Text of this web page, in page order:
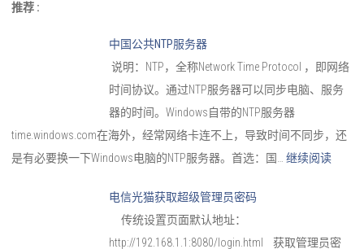
推荐 :
中国公共NTP服务器
说明：NTP，全称Network Time Protocol ，即网络
时间协议。通过NTP服务器可以同步电脑、服务
器的时间。Windows自带的NTP服务器
time.windows.com在海外，经常网络卡连不上，导致时间不同步，还
是有必要换一下Windows电脑的NTP服务器。首选：国… 继续阅读
电信光猫获取超级管理员密码
传统设置页面默认地址：
http://192.168.1.1:8080/login.html 获取管理员密